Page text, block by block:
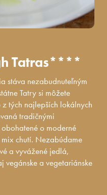
Tatras****
stáva nezabudnuteľným
Tatry si môžete
tých najlepších lokálnych
tradičnými
o moderné
chutí. Nezabúdame
a vyvážené jedlá,
vegánske a vegetariánske